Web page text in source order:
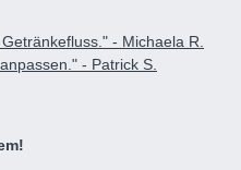
- Michaela R.
- Patrick S.